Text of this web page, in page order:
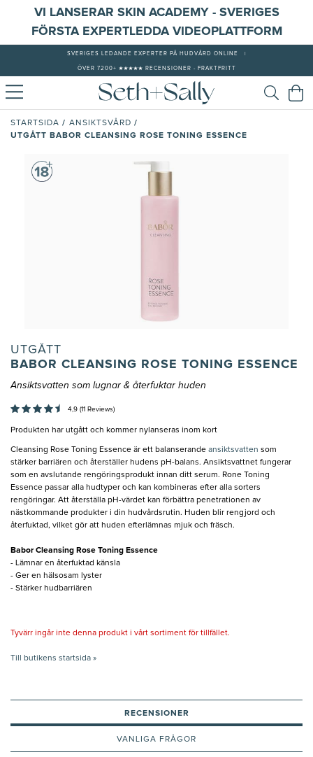
VI LANSERAR SKIN ACADEMY - SVERIGES
FÖRSTA EXPERTLEDDA VIDEOPLATTFORM
SVERIGES LEDANDE EXPERTER PÅ HUDVÅRD ONLINE
ÖVER 7200+ ★★★★★ RECENSIONER - FRAKTFRITT
STARTSIDA / ANSIKTSVÅRD /
UTGÅTT BABOR CLEANSING ROSE TONING ESSENCE
UTGÅTT
BABOR CLEANSING ROSE TONING ESSENCE
Ansiktsvatten som lugnar & återfuktar huden
4,9 (11 Reviews)
Produkten har utgått och kommer nylanseras inom kort
Cleansing Rose Toning Essence är ett balanserande ansiktsvatten som
stärker barriären och återställer hudens pH-balans. Ansiktsvattnet fungerar
som en avslutande rengöringsprodukt innan ditt serum. Rone Toning
Essence passar alla hudtyper och kan kombineras efter alla sorters
rengöringar. Att återställa pH-värdet kan förbättra penetrationen av
nästkommande produkter i din hudvårdsrutin. Huden blir rengjord och
återfuktad, vilket gör att huden efterlämnas mjuk och fräsch.
Babor Cleansing Rose Toning Essence
- Lämnar en återfuktad känsla
- Ger en hälsosam lyster
- Stärker hudbarriären
Tyvärr ingår inte denna produkt i vårt sortiment för tillfället.
Till butikens startsida »
RECENSIONER
VANLIGA FRÅGOR